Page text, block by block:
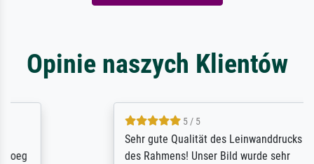
Opinie naszych Klientów
5 / 5
Sehr gute Qualität des Leinwanddrucks und
des Rahmens! Unser Bild wurde sehr